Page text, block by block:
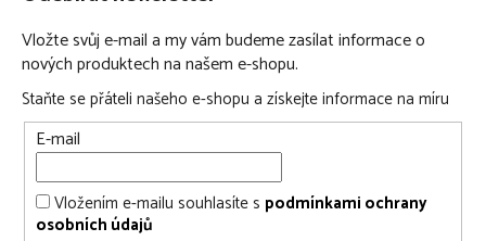
Vložte svůj e-mail a my vám budeme zasílat informace o
nových produktech na našem e-shopu.
Staňte se přáteli našeho e-shopu a získejte informace na míru
E-mail
Vložením e-mailu souhlasíte s podmínkami ochrany
osobních údajů